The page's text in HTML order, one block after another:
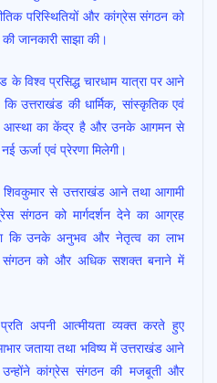
परिस्थितियों और कांग्रेस संगठन को
जानकारी साझा की।
के विश्व प्रसिद्ध चारधाम यात्रा पर आने
उत्तराखंड की धार्मिक, सांस्कृतिक एवं
आस्था का केंद्र है और उनके आगमन से
ऊर्जा एवं प्रेरणा मिलेगी।
शिवकुमार से उत्तराखंड आने तथा आगामी
संगठन को मार्गदर्शन देने का आग्रह
कि उनके अनुभव और नेतृत्व का लाभ
संगठन को और अधिक सशक्त बनाने में
अपनी आत्मीयता व्यक्त करते हुए
जताया तथा भविष्य में उत्तराखंड आने
कांग्रेस संगठन की मजबूती और